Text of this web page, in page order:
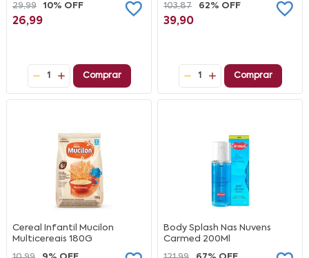
29,99
10% OFF
26,99
1 Comprar
103,87
62% OFF
39,90
1 Comprar
Cereal Infantil Mucilon
Multicereais 180G
Body Splash Nas Nuvens
Carmed 200Ml